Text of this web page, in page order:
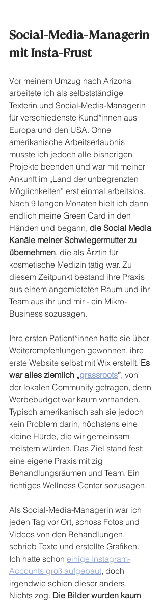
Social-Media-Managerin
mit Insta-Frust
Vor meinem Umzug nach Arizona
arbeitete ich als selbstständige
Texterin und Social-Media-Managerin
für verschiedenste Kund*innen aus
Europa und den USA. Ohne
amerikanische Arbeitserlaubnis
musste ich jedoch alle bisherigen
Projekte beenden und war mit meiner
Ankunft im „Land der unbegrenzten
Möglichkeiten” erst einmal arbeitslos.
Nach 9 langen Monaten hielt ich dann
endlich meine Green Card in den
Händen und begann, die Social Media
Kanäle meiner Schwiegermutter zu
übernehmen, die als Ärztin für
kosmetische Medizin tätig war. Zu
diesem Zeitpunkt bestand ihre Praxis
aus einem angemieteten Raum und ihr
Team aus ihr und mir - ein Mikro-
Business sozusagen.
Ihre ersten Patient*innen hatte sie über
Weiterempfehlungen gewonnen, ihre
erste Website selbst mit Wix erstellt. Es
war alles ziemlich „grassroots”, von
der lokalen Community getragen, denn
Werbebudget war kaum vorhanden.
Typisch amerikanisch sah sie jedoch
kein Problem darin, höchstens eine
kleine Hürde, die wir gemeinsam
meistern würden. Das Ziel stand fest:
eine eigene Praxis mit zig
Behandlungsräumen und Team. Ein
richtiges Wellness Center sozusagen.
Als Social-Media-Managerin war ich
jeden Tag vor Ort, schoss Fotos und
Videos von den Behandlungen,
schrieb Texte und erstellte Grafiken.
Ich hatte schon einige Instagram-
Accounts groß aufgebaut, doch
irgendwie schien dieser anders.
Nichts zog. Die Bilder wurden kaum